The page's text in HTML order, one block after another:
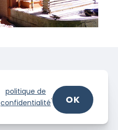
politique de
confidentialité
. OK